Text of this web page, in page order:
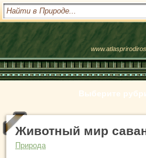
Выберите
Животный мир
Природа